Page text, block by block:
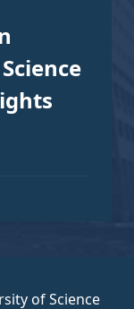
of Science